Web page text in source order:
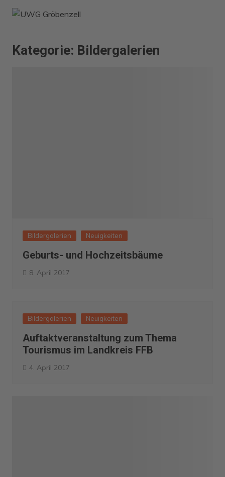
Zum
Inhalt
Kategorie: Bildergalerien
Bildergalerien Neuigkeiten
Geburts- und Hochzeitsbäume
8. April 2017
Bildergalerien Neuigkeiten
Auftaktveranstaltung zum Thema
Tourismus im Landkreis FFB
4. April 2017